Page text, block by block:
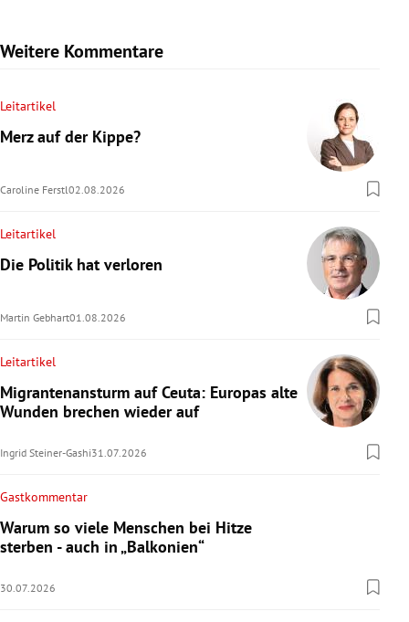
Weitere Kommentare
Leitartikel
Merz auf der Kippe?
Caroline Ferstl02.08.2026
Leitartikel
Die Politik hat verloren
Martin Gebhart01.08.2026
Leitartikel
Migrantenansturm auf Ceuta: Europas alte
Wunden brechen wieder auf
Ingrid Steiner-Gashi31.07.2026
Gastkommentar
Warum so viele Menschen bei Hitze
sterben - auch in „Balkonien“
30.07.2026